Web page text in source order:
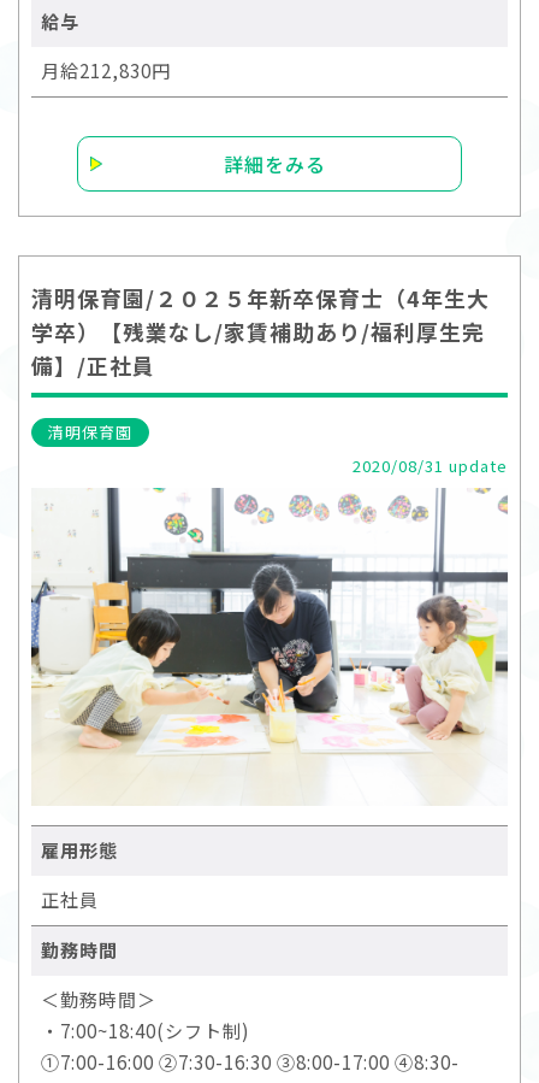
給与
月給212,830円
詳細をみる
清明保育園/２０２５年新卒保育士（4年生大
学卒）【残業なし/家賃補助あり/福利厚生完
備】/正社員
清明保育園
2020/08/31 update
雇用形態
正社員
勤務時間
＜勤務時間＞
・7:00~18:40(シフト制)
①7:00-16:00 ②7:30-16:30 ③8:00-17:00 ④8:30-